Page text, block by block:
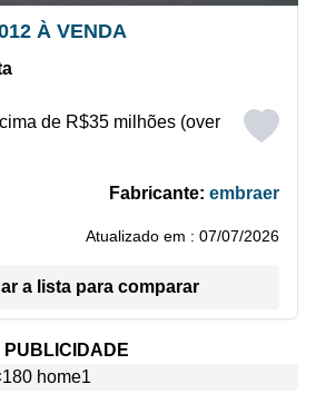
À VENDA
de R$35 milhões (over
Fabricante: embraer
Atualizado em : 07/07/2026
a lista para comparar
PUBLICIDADE